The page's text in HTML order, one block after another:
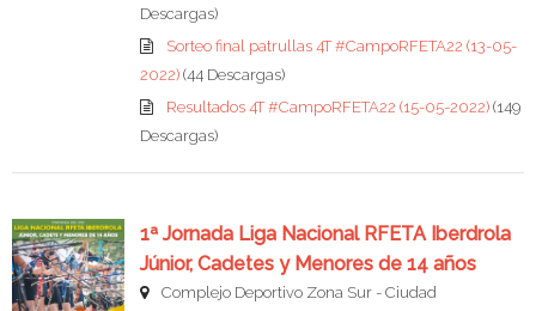
Descargas)
Sorteo final patrullas 4T #CampoRFETA22 (13-05-
2022) (44 Descargas)
Resultados 4T #CampoRFETA22 (15-05-2022) (149
Descargas)
1ª Jornada Liga Nacional RFETA Iberdrola
Júnior, Cadetes y Menores de 14 años
Complejo Deportivo Zona Sur - Ciudad